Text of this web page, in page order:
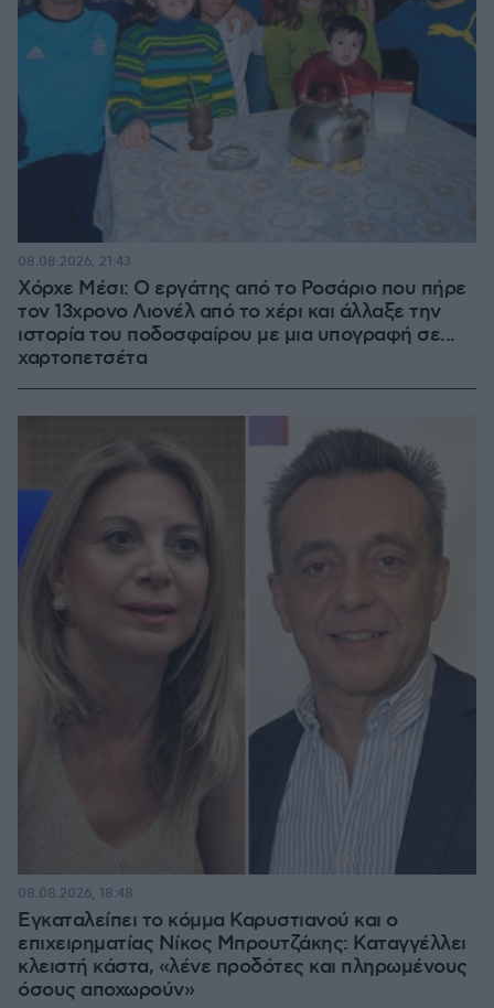
Χόρχε Μέσι: Ο εργάτης από το Ροσάριο που πήρε
τον 13χρονο Λιονέλ από το χέρι και άλλαξε την
ιστορία του ποδοσφαίρου με μια υπογραφή σε...
χαρτοπετσέτα
08.08.2026, 21:43
Εγκαταλείπει το κόμμα Καρυστιανού και ο
επιχειρηματίας Νίκος Μπρουτζάκης: Καταγγέλλει
κλειστή κάστα, «λένε προδότες και πληρωμένους
όσους αποχωρούν»
08.08.2026, 18:48